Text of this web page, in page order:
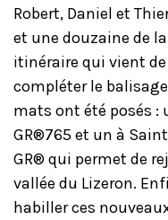
Robert, Daniel et
et une douzaine de
itinéraire qui vient
compléter le
mats ont été posés :
GR®765 et un à
GR® qui permet de
vallée du Lizeron.
habiller ces